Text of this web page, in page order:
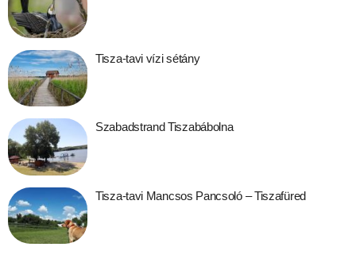
Tisza-tavi vízi sétány
Szabadstrand Tiszabábolna
Tisza-tavi Mancsos Pancsoló – Tiszafüred